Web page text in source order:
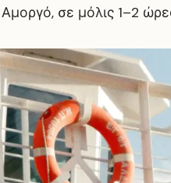
σε μόλις 1–2